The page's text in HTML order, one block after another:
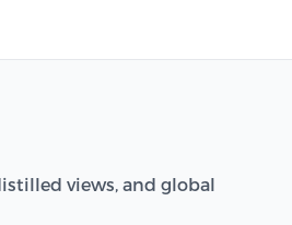
views, and global